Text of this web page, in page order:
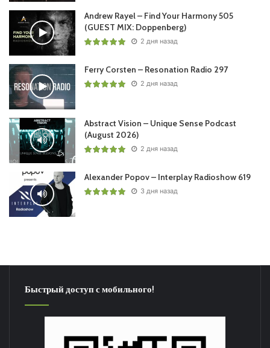
Andrew Rayel – Find Your Harmony 505
(GUEST MIX: Doppenberg)
2 дня назад
Ferry Corsten – Resonation Radio 297
2 дня назад
Abstract Vision – Unique Sense Podcast
(August 2026)
2 дня назад
Alexander Popov – Interplay Radioshow 619
3 дня назад
Быстрый доступ с мобильного!